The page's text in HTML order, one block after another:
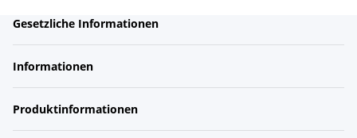
Gesetzliche Informationen
Informationen
Produktinformationen